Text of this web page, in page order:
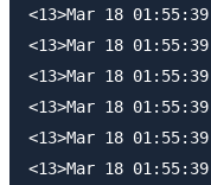
<13>Mar 18
<13>Mar 18
<13>Mar 18
<13>Mar 18
<13>Mar 18
<13>Mar 18